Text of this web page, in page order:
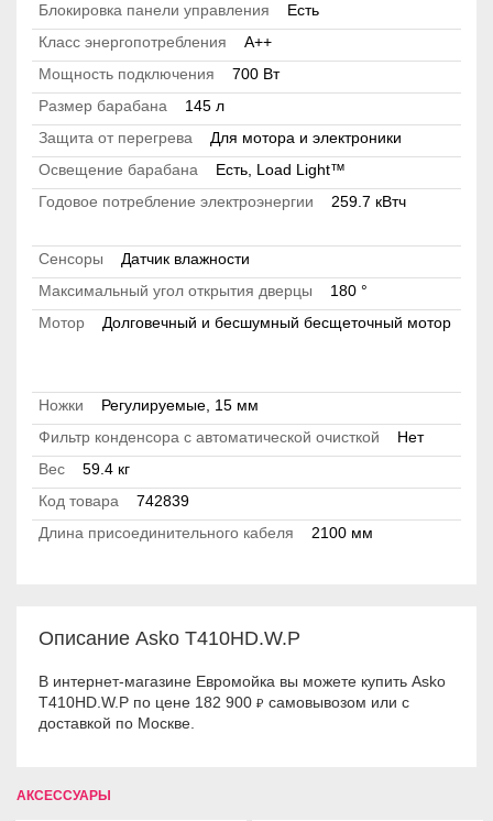
Блокировка панели управления
Есть
Класс энергопотребления
A++
Мощность подключения
700 Вт
Размер барабана
145 л
Защита от перегрева
Для мотора и электроники
Освещение барабана
Есть, Load Light™
Годовое потребление электроэнергии
259.7 кВтч
Сенсоры
Датчик влажности
Максимальный угол открытия дверцы
180 °
Мотор
Долговечный и бесшумный бесщеточный мотор
Ножки
Регулируемые, 15 мм
Фильтр конденсора с автоматической очисткой
Нет
Вес
59.4 кг
Код товара
742839
Длина присоединительного кабеля
2100 мм
Описание Asko T410HD.W.P
В интернет-магазине Евромойка вы можете купить Asko
T410HD.W.P по цене 182 900 ₽ самовывозом или с
доставкой по Москве.
АКСЕССУАРЫ